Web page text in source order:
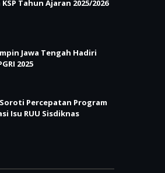
Tahun Ajaran 2025/2026
Jawa Tengah Hadiri
2025
Soroti Percepatan Program
Isu RUU Sisdiknas